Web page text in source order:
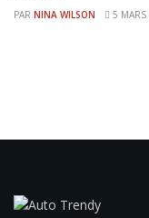
PAR NINA WILSON 5